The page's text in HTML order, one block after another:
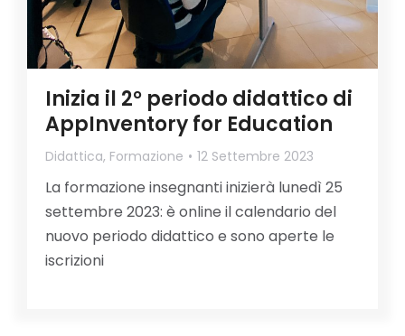
Inizia il 2° periodo didattico di
AppInventory for Education
Didattica, Formazione 12 Settembre 2023
La formazione insegnanti inizierà lunedì 25
settembre 2023: è online il calendario del
nuovo periodo didattico e sono aperte le
iscrizioni